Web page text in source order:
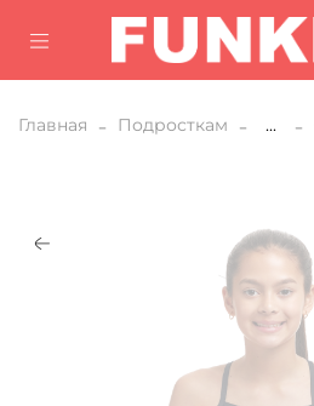
Главная Подросткам ...